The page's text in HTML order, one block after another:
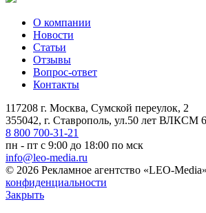
О компании
Новости
Статьи
Отзывы
Вопрос-ответ
Контакты
117208 г. Москва, Сумской переулок, 2
355042, г. Ставрополь, ул.50 лет ВЛКСМ
8 800 700-31-21
пн - пт с 9:00 до 18:00 по мск
info@leo-media.ru
© 2026 Рекламное агентство «LEO-Media»
конфиденциальности
Закрыть